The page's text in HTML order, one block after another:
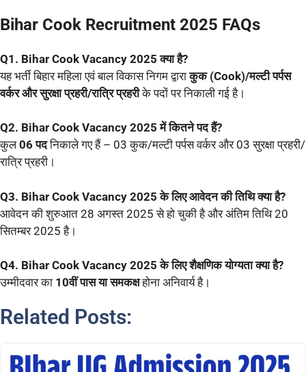
Bihar Cook Recruitment 2025 FAQs
Q1. Bihar Cook Vacancy 2025 क्या है?
यह भर्ती बिहार महिला एवं बाल विकास निगम द्वाराकुक (Cook)/मल्टी पर्पस
वर्कर और सुरक्षा प्रहरी/रात्रि प्रहरीके पदों पर निकाली गई है।
Q2. Bihar Cook Vacancy 2025 में कितने पद हैं?
कुल06 पदनिकाले गए हैं – 03 कुक/मल्टी पर्पस वर्कर और 03 सुरक्षा प्रहरी/
रात्रि प्रहरी।
Q3. Bihar Cook Vacancy 2025 के लिए आवेदन की तिथि क्या है?
आवेदन की शुरुआत 28 अगस्त 2025 से हो चुकी है और अंतिम तिथि 20
सितम्बर 2025 है।
Q4. Bihar Cook Vacancy 2025 के लिए शैक्षणिक योग्यता क्या है?
उम्मीदवार का 10वीं पास या समकक्षहोना अनिवार्य है।
Related Posts: